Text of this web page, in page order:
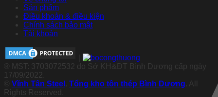
Sản phẩm
Điều khoản & điều kiện
Chính sách bảo mật
Tài khoản
® MST: 3703072532 do Sở KH&ĐT Bình Dương cấp ngày
17/09/2022.
© Vĩnh Tân Steel . Tổng kho tôn thép Bình Dương. All
Rights Reserved.